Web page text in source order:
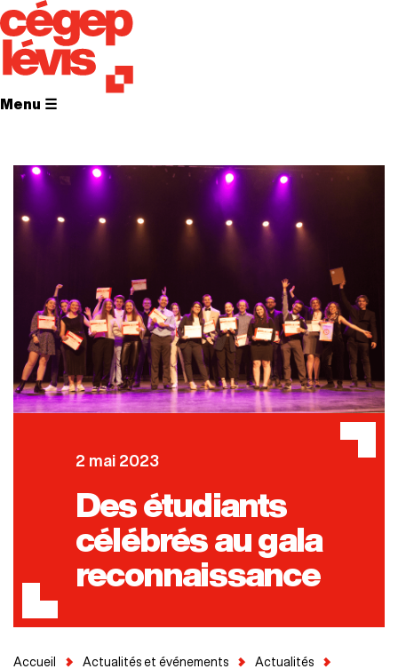
Menu ☰
2 mai 2023
Des étudiants
célébrés au gala
reconnaissance
Accueil Actualités et événements
Actualités